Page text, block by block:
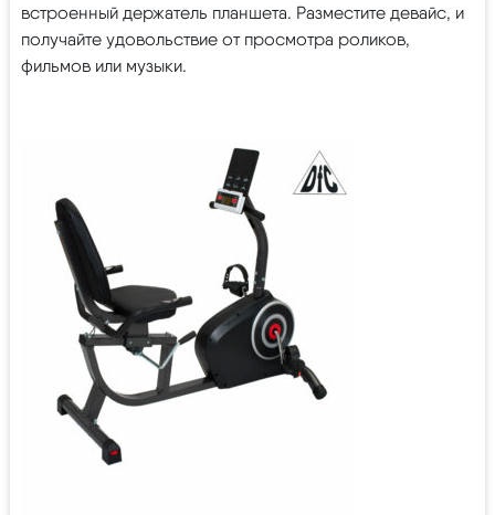
встроенный держатель планшета. Разместите девайс, и
получайте удовольствие от просмотра роликов,
фильмов или музыки.